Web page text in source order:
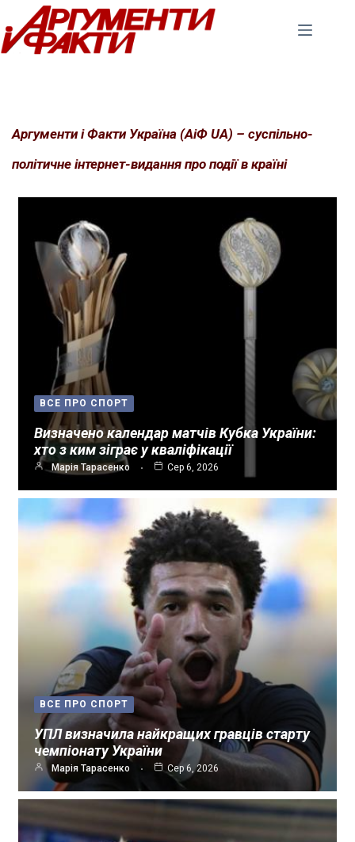
Перейти
до
вмісту
Аргументи і Факти Україна (АіФ UA) – суспільно-
політичне інтернет-видання про події в країні
ВСЕ ПРО СПОРТ
Визначено календар матчів Кубка України:
хто з ким зіграє у кваліфікації
Марія Тарасенко Сер 6, 2026
ВСЕ ПРО СПОРТ
УПЛ визначила найкращих гравців старту
чемпіонату України
Марія Тарасенко Сер 6, 2026